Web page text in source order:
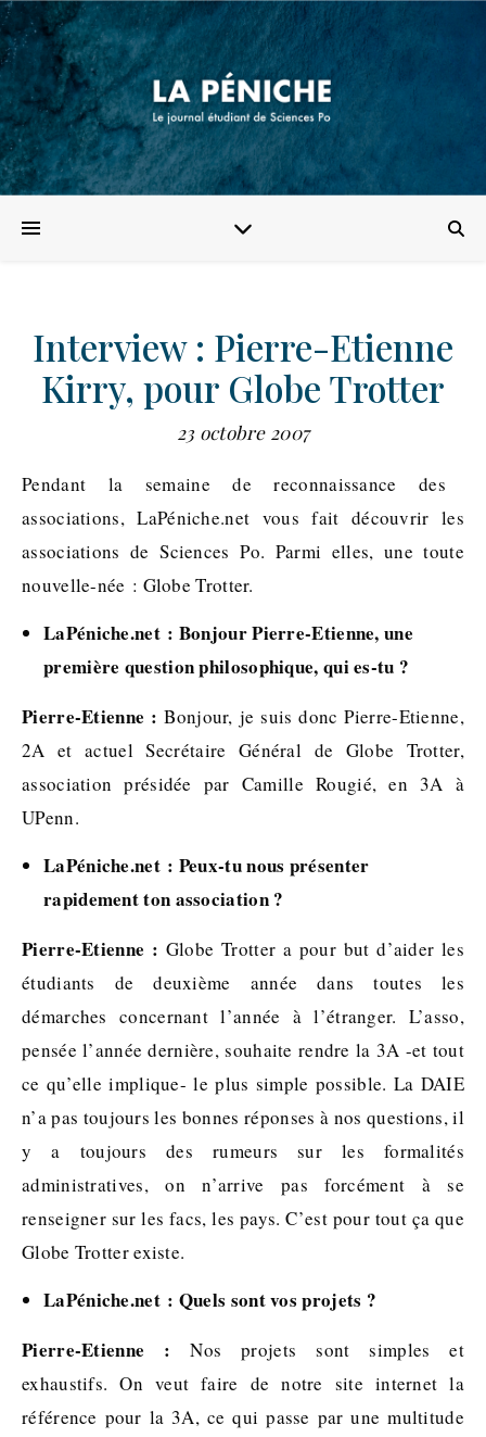
Interview : Pierre-Etienne
Kirry, pour Globe Trotter
23 octobre 2007
Pendant la semaine de reconnaissance des
associations, LaPéniche.net vous fait découvrir les
associations de Sciences Po. Parmi elles, une toute
nouvelle-née : Globe Trotter.
LaPéniche.net : Bonjour Pierre-Etienne, une
première question philosophique, qui es-tu ?
Pierre-Etienne : Bonjour, je suis donc Pierre-Etienne,
2A et actuel Secrétaire Général de Globe Trotter,
association présidée par Camille Rougié, en 3A à
UPenn.
LaPéniche.net : Peux-tu nous présenter
rapidement ton association ?
Pierre-Etienne : Globe Trotter a pour but d’aider les
étudiants de deuxième année dans toutes les
démarches concernant l’année à l’étranger. L’asso,
pensée l’année dernière, souhaite rendre la 3A -et tout
ce qu’elle implique- le plus simple possible. La DAIE
n’a pas toujours les bonnes réponses à nos questions, il
y a toujours des rumeurs sur les formalités
administratives, on n’arrive pas forcément à se
renseigner sur les facs, les pays. C’est pour tout ça que
Globe Trotter existe.
LaPéniche.net : Quels sont vos projets ?
Pierre-Etienne : Nos projets sont simples et
exhaustifs. On veut faire de notre site internet la
référence pour la 3A, ce qui passe par une multitude